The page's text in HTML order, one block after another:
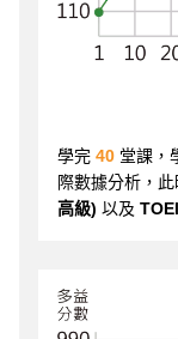
學完 40 堂課，
際數據分析，
高級) 以及